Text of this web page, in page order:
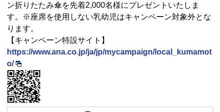
ン折りたたみ傘を先着2,000名様にプレゼントいたしま
す。※座席を使用しない乳幼児はキャンペーン対象外とな
ります。
【キャンペーン特設サイト】
https://www.ana.co.jp/ja/jp/mycampaign/local_kumamot
o/